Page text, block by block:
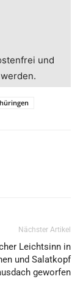
und
Nächster Artikel
Leichtsinn in
und Salatkopf
geworfen